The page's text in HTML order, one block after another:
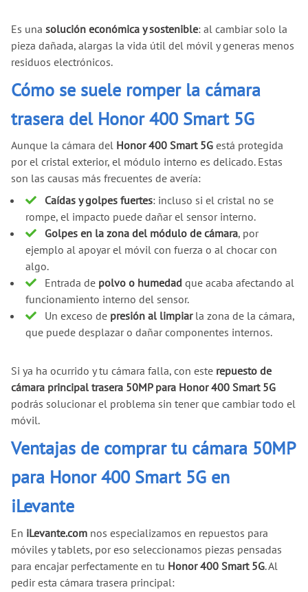
Es una solución económica y sostenible: al cambiar solo la
pieza dañada, alargas la vida útil del móvil y generas menos
residuos electrónicos.
Cómo se suele romper la cámara
trasera del Honor 400 Smart 5G
Aunque la cámara del Honor 400 Smart 5G está protegida
por el cristal exterior, el módulo interno es delicado. Estas
son las causas más frecuentes de avería:
Caídas y golpes fuertes: incluso si el cristal no se
rompe, el impacto puede dañar el sensor interno.
Golpes en la zona del módulo de cámara, por
ejemplo al apoyar el móvil con fuerza o al chocar con
algo.
Entrada de polvo o humedadque acaba afectando al
funcionamiento interno del sensor.
Un exceso de presión al limpiarla zona de la cámara,
que puede desplazar o dañar componentes internos.
Si ya ha ocurrido y tu cámara falla, con este repuesto de
cámara principal trasera 50MP para Honor 400 Smart 5G
podrás solucionar el problema sin tener que cambiar todo el
móvil.
Ventajas de comprar tu cámara 50MP
para Honor 400 Smart 5G en
iLevante
En iLevante.com nos especializamos en repuestos para
móviles y tablets, por eso seleccionamos piezas pensadas
para encajar perfectamente en tu Honor 400 Smart 5G. Al
pedir esta cámara trasera principal: